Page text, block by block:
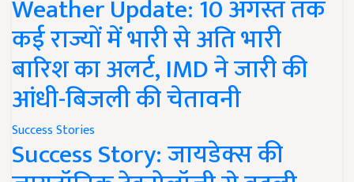
Weather Update: 10 अगस्त तक
कई राज्यों में भारी से अति भारी
बारिश का अलर्ट, IMD ने जारी की
आंधी-बिजली की चेतावनी
Success Stories
Success Story: जायडेक्स की